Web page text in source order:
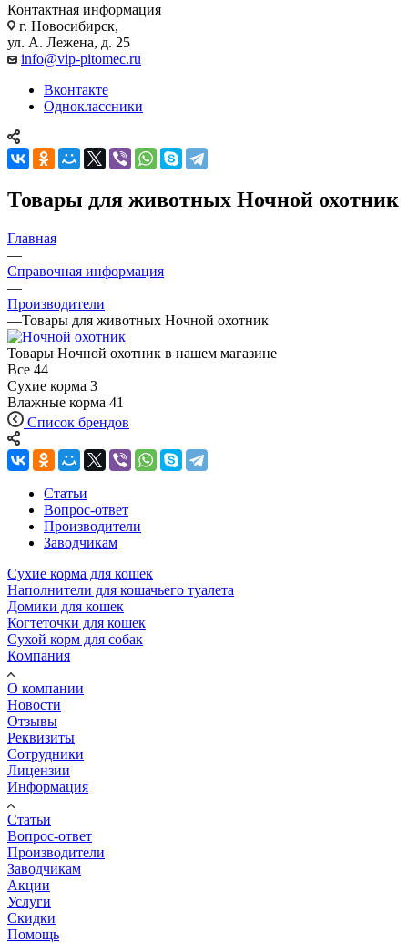
Контактная информация
г. Новосибирск,
ул. А. Лежена, д. 25
info@vip-pitomec.ru
Вконтакте
Одноклассники
Товары для животных Ночной охотник
Главная
—
Справочная информация
—
Производители
—Товары для животных Ночной охотник
Товары Ночной охотник в нашем магазине
Все 44
Сухие корма 3
Влажные корма 41
Список брендов
Статьи
Вопрос-ответ
Производители
Заводчикам
Сухие корма для кошек
Наполнители для кошачьего туалета
Домики для кошек
Когтеточки для кошек
Сухой корм для собак
Компания
О компании
Новости
Отзывы
Реквизиты
Сотрудники
Лицензии
Информация
Статьи
Вопрос-ответ
Производители
Заводчикам
Акции
Услуги
Скидки
Помощь